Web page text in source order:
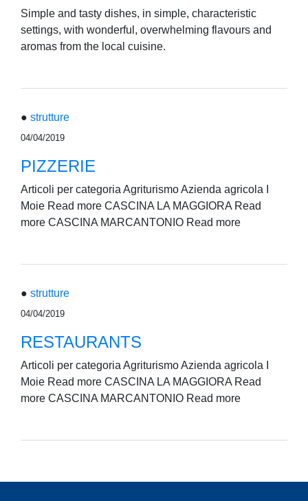
Simple and tasty dishes, in simple, characteristic
settings, with wonderful, overwhelming flavours and
aromas from the local cuisine.
● strutture
04/04/2019
PIZZERIE
Articoli per categoria Agriturismo Azienda agricola I
Moie Read more CASCINA LA MAGGIORA Read
more CASCINA MARCANTONIO Read more
● strutture
04/04/2019
RESTAURANTS
Articoli per categoria Agriturismo Azienda agricola I
Moie Read more CASCINA LA MAGGIORA Read
more CASCINA MARCANTONIO Read more